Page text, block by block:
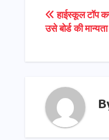
e
b
o
t
o
o
l
Post
हाईस्कूल टॉप
उसे बोर्ड की मान्यता